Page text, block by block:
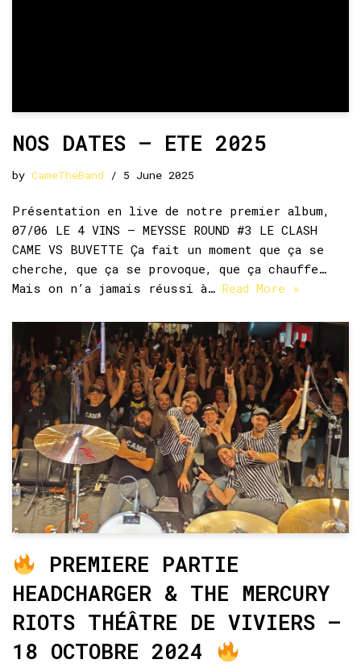
NOS DATES – ETE 2025
by CameTheBand 5 June 2025
Présentation en live de notre premier album,
07/06 LE 4 VINS – MEYSSE ROUND #3 LE CLASH
CAME VS BUVETTE Ça fait un moment que ça se
cherche, que ça se provoque, que ça chauffe…
Mais on n’a jamais réussi à… Read More »
PREMIERE PARTIE
HEADCHARGER & THE MERCURY
RIOTS THÉÂTRE DE VIVIERS –
18 OCTOBRE 2024